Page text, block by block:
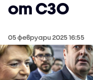
от СЗО
05 февруари 2025 16:55